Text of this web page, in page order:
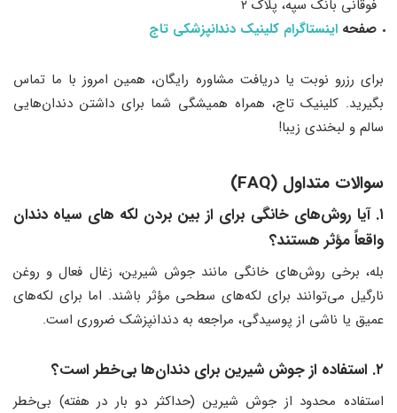
فوقانی بانک سپه، پلاک ۲
صفحه اینستاگرام کلینیک دندانپزشکی تاج
برای رزرو نوبت یا دریافت مشاوره رایگان، همین امروز با ما تماس
بگیرید. کلینیک تاج، همراه همیشگی شما برای داشتن دندان‌هایی
سالم و لبخندی زیبا!
سوالات متداول (FAQ)
۱. آیا روش‌های خانگی برای از بین بردن لکه های سیاه دندان
واقعاً مؤثر هستند؟
بله، برخی روش‌های خانگی مانند جوش شیرین، زغال فعال و روغن
نارگیل می‌توانند برای لکه‌های سطحی مؤثر باشند. اما برای لکه‌های
عمیق یا ناشی از پوسیدگی، مراجعه به دندانپزشک ضروری است.
۲. استفاده از جوش شیرین برای دندان‌ها بی‌خطر است؟
استفاده محدود از جوش شیرین (حداکثر دو بار در هفته) بی‌خطر